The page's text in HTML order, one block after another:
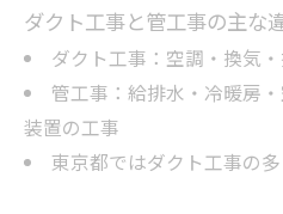
ダクト工事と管工事の主な
ダクト工事：空調・換気
管工事：給排水・冷暖房
装置の工事
東京都ではダクト工事の